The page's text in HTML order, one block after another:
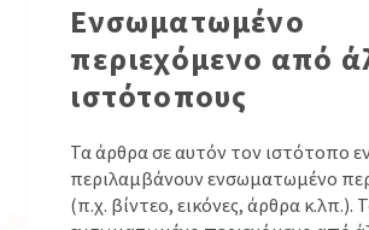
Ενσωματωμένο
περιεχόμενο από
ιστότοπους
Τα άρθρα σε αυτόν τον ιστότοπο
περιλαμβάνουν ενσωματωμένο
(π.χ. βίντεο, εικόνες, άρθρα κ.λπ.).